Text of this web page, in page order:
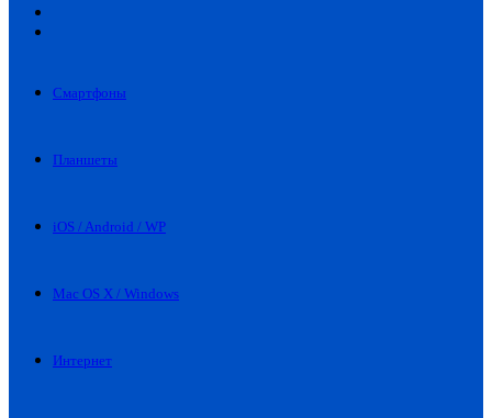
Смартфоны
Планшеты
iOS / Android / WP
Mac OS X / Windows
Интернет